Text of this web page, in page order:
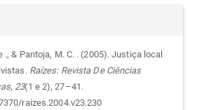
., & Pantoja, M. C. . (2005). Justiça local
Raízes: Revista De Ciências
, 23(1 e 2), 27–41.
raizes.2004.v23.230